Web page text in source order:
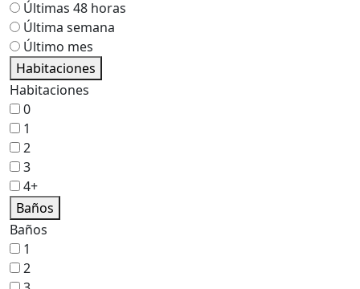
Últimas 48 horas
Última semana
Último mes
Habitaciones
Habitaciones
0
1
2
3
4+
Baños
Baños
1
2